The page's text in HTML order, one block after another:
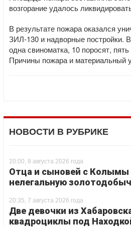
возгорание удалось
В результате пожара оказался
ЗИЛ-130 и надворные постройки. В
одна свиноматка, 10 поросят,
Причины пожара и материальный
НОВОСТИ В РУБРИКЕ
20:00, 8 августа 2026 года
Отца и сыновей с Колымы
нелегальную
20:35, 7 августа 2026 года
Две девочки из
квадроциклы под